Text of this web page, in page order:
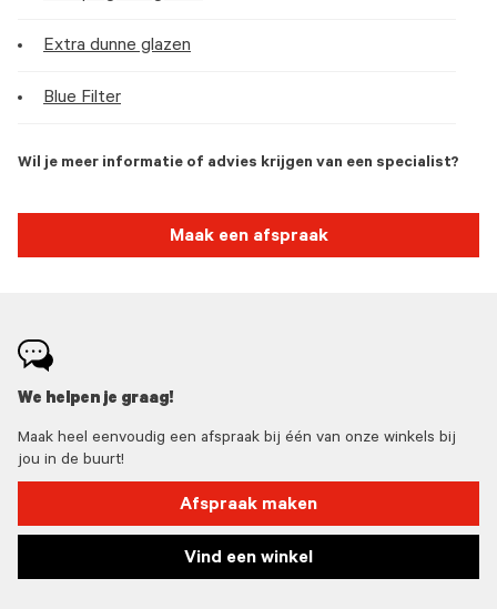
Extra dunne glazen
Blue Filter
Wil je meer informatie of advies krijgen van een specialist?
Maak een afspraak
We helpen je graag!
Maak heel eenvoudig een afspraak bij één van onze winkels bij
jou in de buurt!
Afspraak maken
Vind een winkel